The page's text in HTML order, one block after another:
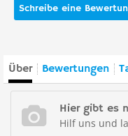
Schreibe eine
Über Bewertungen
Hier gibt es
Hilf uns und